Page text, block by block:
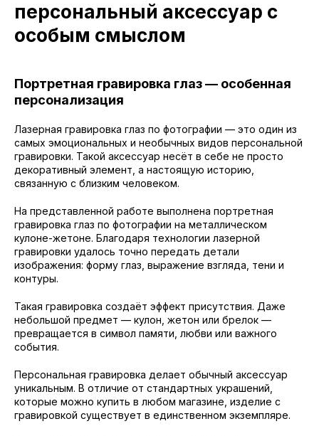
персональный аксессуар с
особым смыслом
Портретная гравировка глаз — особенная
персонализация
Лазерная гравировка глаз по фотографии — это один из
самых эмоциональных и необычных видов персональной
гравировки. Такой аксессуар несёт в себе не просто
декоративный элемент, а настоящую историю,
связанную с близким человеком.
На представленной работе выполнена портретная
гравировка глаз по фотографии на металлическом
кулоне-жетоне. Благодаря технологии лазерной
гравировки удалось точно передать детали
изображения: форму глаз, выражение взгляда, тени и
контуры.
Такая гравировка создаёт эффект присутствия. Даже
небольшой предмет — кулон, жетон или брелок —
превращается в символ памяти, любви или важного
события.
Персональная гравировка делает обычный аксессуар
уникальным. В отличие от стандартных украшений,
которые можно купить в любом магазине, изделие с
гравировкой существует в единственном экземпляре.